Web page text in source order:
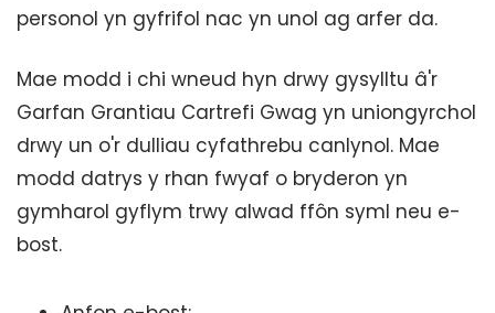
personol yn gyfrifol nac yn unol ag arfer da.
Mae modd i chi wneud hyn drwy gysylltu â'r
Garfan Grantiau Cartrefi Gwag yn uniongyrchol
drwy un o'r dulliau cyfathrebu canlynol. Mae
modd datrys y rhan fwyaf o bryderon yn
gymharol gyflym trwy alwad ffôn syml neu e-
bost.